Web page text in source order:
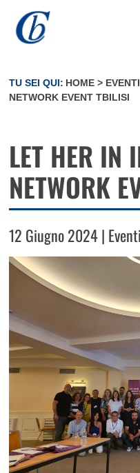
TU SEI QUI: HOME > EVENTI
NETWORK EVENT TBILISI
LET HER IN
NETWORK
12 Giugno 2024 | Eventi